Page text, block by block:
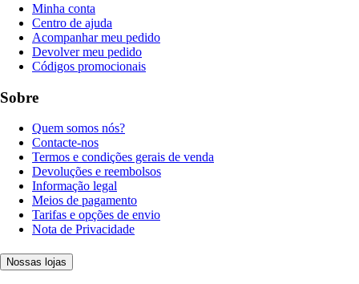
Minha conta
Centro de ajuda
Acompanhar meu pedido
Devolver meu pedido
Códigos promocionais
Sobre
Quem somos nós?
Contacte-nos
Termos e condições gerais de venda
Devoluções e reembolsos
Informação legal
Meios de pagamento
Tarifas e opções de envio
Nota de Privacidade
Nossas lojas